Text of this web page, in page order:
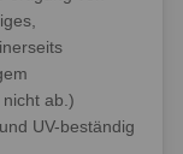
ab.)
UV-beständig